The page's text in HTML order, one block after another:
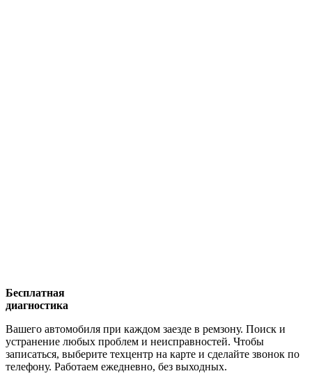
Бесплатная
диагностика
Вашего автомобиля при каждом заезде в ремзону. Поиск и
устранение любых проблем и неисправностей. Чтобы
записаться, выберите техцентр на карте и сделайте звонок по
телефону. Работаем ежедневно, без выходных.